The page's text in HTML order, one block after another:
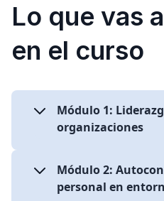
Lo que vas
en el curso
Módulo 1:
organizaciones
¿Cómo ser un
de alta exigencia?
Módulo 2:
personal en